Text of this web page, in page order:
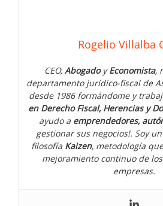
Rogelio Villalba
CEO, AbogadoyEconomista,
departamento jurídico-fiscal de
desde 1986 formándome y
en Derecho Fiscal, Herencias y
ayudo a emprendedores,
gestionar sus negocios!. Soy
filosofía Kaizen, metodología
mejoramiento continuo de
empresas.
¿Qué pasa si el